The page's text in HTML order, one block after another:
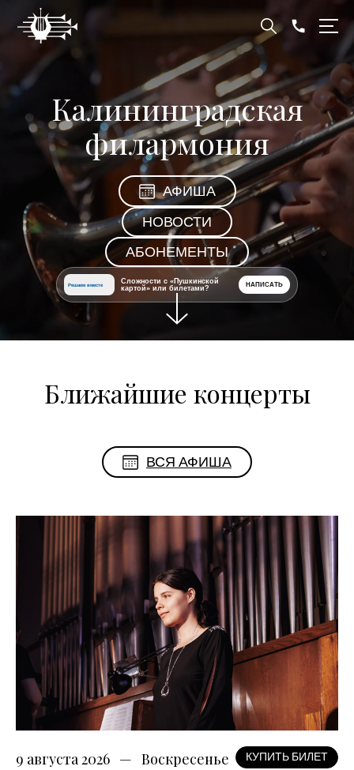
Калининградская
филармония
АФИША
НОВОСТИ
АБОНЕМЕНТЫ
Решаем вместе
Сложности с «Пушкинской
картой» или билетами?
НАПИСАТЬ
Ближайшие концерты
ВСЯ АФИША
9 августа 2026 Воскресенье КУПИТЬ БИЛЕТ